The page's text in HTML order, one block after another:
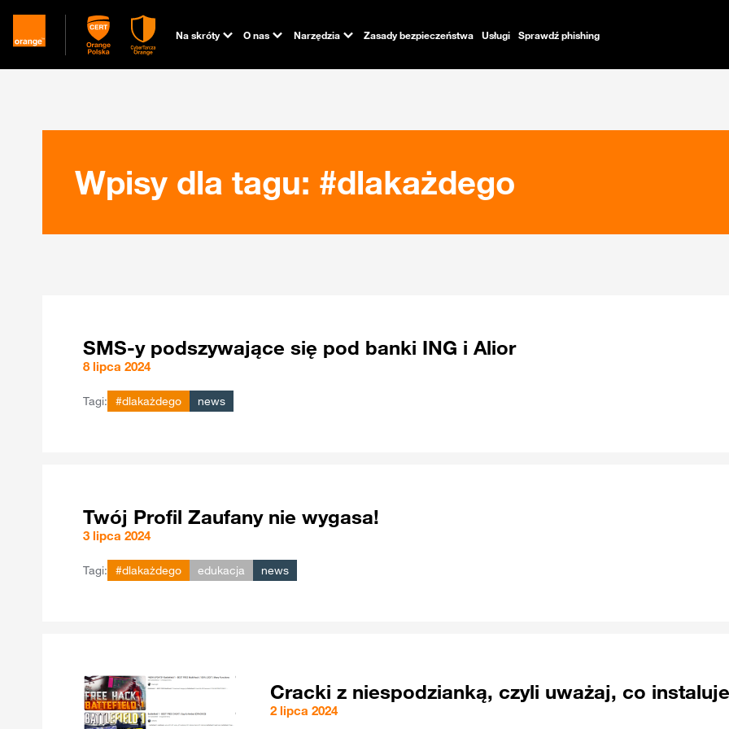
Na skróty O nas Narzędzia Zasady bezpieczeństwa Usługi Sprawdź phishing
Wpisy dla tagu: #dlakażdego
SMS-y podszywające się pod banki ING i Alior
8 lipca 2024
Tagi: #dlakażdego news
Twój Profil Zaufany nie wygasa!
3 lipca 2024
Tagi: #dlakażdego edukacja news
Cracki z niespodzianką, czyli uważaj, co
2 lipca 2024